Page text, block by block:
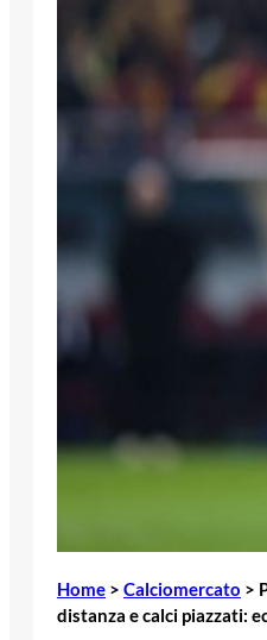
Home > Calciomercato >
distanza e calci piazzati: